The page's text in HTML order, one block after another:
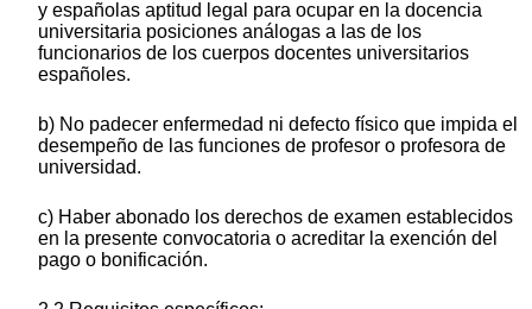
y españolas aptitud legal para ocupar en la docencia
universitaria posiciones análogas a las de los
funcionarios de los cuerpos docentes universitarios
españoles.
b) No padecer enfermedad ni defecto físico que impida el
desempeño de las funciones de profesor o profesora de
universidad.
c) Haber abonado los derechos de examen establecidos
en la presente convocatoria o acreditar la exención del
pago o bonificación.